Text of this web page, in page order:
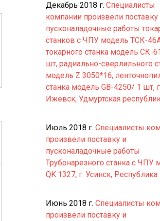
Декабрь 2018 г. Специалисты
компании произвели поставку
пусконаладочные работы
станков с ЧПУ модель ТСК-
токарного станка модель СК-
шт, радиально-сверлильного
модель Z 3050*16,
станка модель GB-4250/ 1 шт,
Ижевск, Удмуртская
Июль 2018 г. Специалисты
произвели поставку и
пусконаладочные работы
Трубонарезного станка с ЧПУ
QK 1327, г. Усинск,
Июнь 2018 г. Специалисты
произвели поставку и